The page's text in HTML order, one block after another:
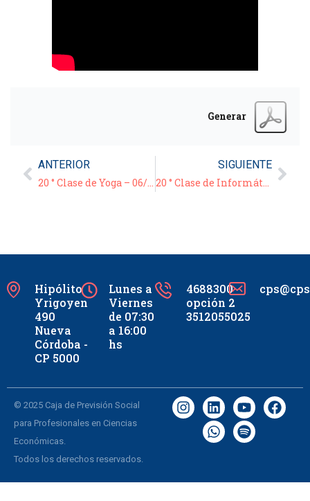
Generar
ANTERIOR
20 ° Clase de Yoga – 06/07/21
SIGUIENTE
20 ° Clase de Informática – Video/Tutorial: “WhatsApp Web compartiendo archivos” – 07/07/21
Hipólito
Yrigoyen
490
Nueva
Córdoba -
CP 5000
Lunes a
Viernes
de 07:30
a 16:00
hs
4688300
opción 2
3512055025
© 2025 Caja de Previsión Social
para Profesionales en Ciencias
Económicas.
Todos los derechos reservados.